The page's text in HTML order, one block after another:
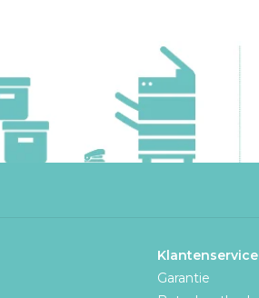
Klantenservice
Garantie